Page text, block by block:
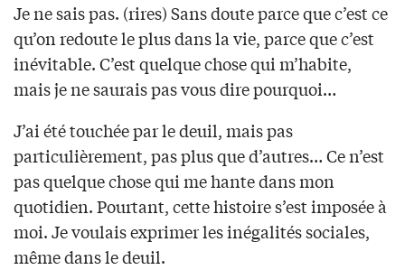
Je ne sais pas. (rires) Sans doute parce que c’est ce
qu’on redoute le plus dans la vie, parce que c’est
inévitable. C’est quelque chose qui m’habite,
mais je ne saurais pas vous dire pourquoi…
J’ai été touchée par le deuil, mais pas
particulièrement, pas plus que d’autres… Ce n’est
pas quelque chose qui me hante dans mon
quotidien. Pourtant, cette histoire s’est imposée à
moi. Je voulais exprimer les inégalités sociales,
même dans le deuil.